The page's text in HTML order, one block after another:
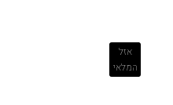
אזל
המלאי